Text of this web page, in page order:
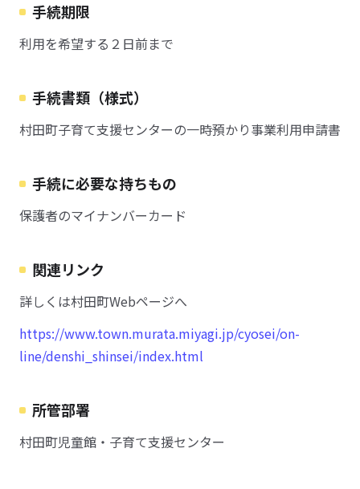
手続期限
利用を希望する２日前まで
手続書類（様式）
村田町子育て支援センターの一時預かり事業利用申請書
手続に必要な持ちもの
保護者のマイナンバーカード
関連リンク
詳しくは村田町Webページへ
https://www.town.murata.miyagi.jp/cyosei/on-
line/denshi_shinsei/index.html
所管部署
村田町児童館・子育て支援センター